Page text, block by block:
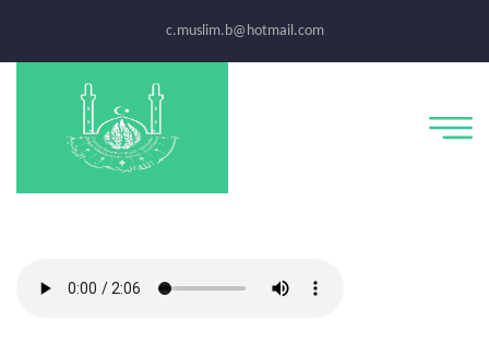
c.muslim.b@hotmail.com